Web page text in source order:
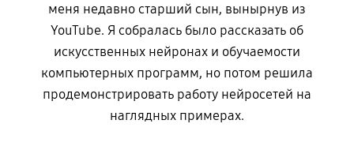
меня недавно старший сын, вынырнув из
YouTube. Я собралась было рассказать об
искусственных нейронах и обучаемости
компьютерных программ, но потом решила
продемонстрировать работу нейросетей на
наглядных примерах.